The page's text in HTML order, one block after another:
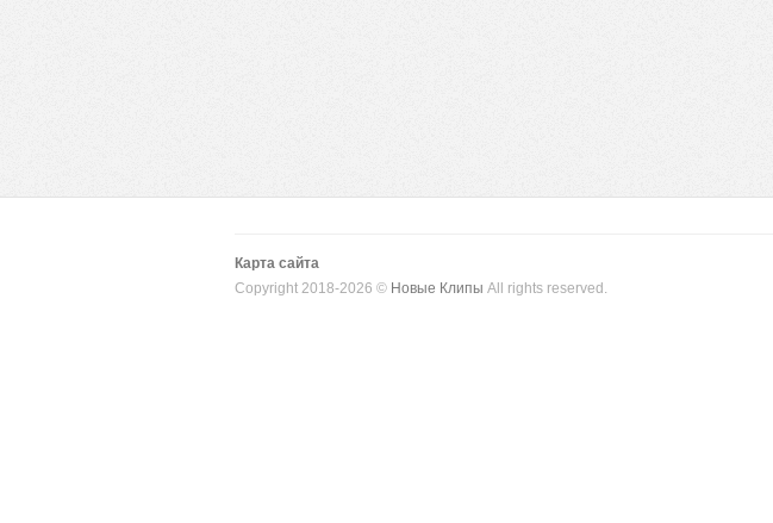
Карта сайта
Copyright 2018-2026 © Новые Клипы All rights reserved.